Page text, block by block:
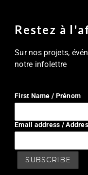
Restez à
Sur nos projets,
notre infolettre
First Name / Prénom
Email address /